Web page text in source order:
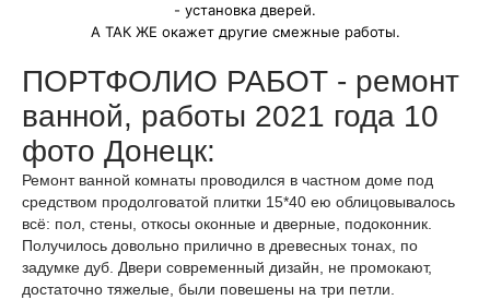
- установка дверей.
А ТАК ЖЕ окажет другие смежные работы.
ПОРТФОЛИО РАБОТ - ремонт
ванной, работы 2021 года 10
фото Донецк:
Ремонт ванной комнаты проводился в частном доме под
средством продолговатой плитки 15*40 ею облицовывалось
всё: пол, стены, откосы оконные и дверные, подоконник.
Получилось довольно прилично в древесных тонах, по
задумке дуб. Двери современный дизайн, не промокают,
достаточно тяжелые, были повешены на три петли.